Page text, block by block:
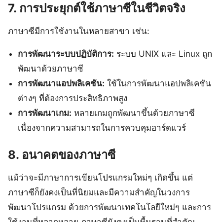
7. การประยุกต์ใช้ภาษาซีในชีวิตจริง
ภาษาซีมีการใช้งานในหลายสาขา เช่น:
การพัฒนาระบบปฏิบัติการ: ระบบ UNIX และ Linux ถูก
พัฒนาด้วยภาษาซี
การพัฒนาแอปพลิเคชัน: ใช้ในการพัฒนาแอปพลิเคชัน
ต่างๆ ที่ต้องการประสิทธิภาพสูง
การพัฒนาเกม: หลายเกมถูกพัฒนาขึ้นด้วยภาษาซี
เนื่องจากความสามารถในการควบคุมฮาร์ดแวร์
8. อนาคตของภาษาซี
แม้ว่าจะมีภาษาการเขียนโปรแกรมใหม่ๆ เกิดขึ้น แต่
ภาษาซีก็ยังคงเป็นที่นิยมและมีความสำคัญในวงการ
พัฒนาโปรแกรม ด้วยการพัฒนาเทคโนโลยีใหม่ๆ และการ